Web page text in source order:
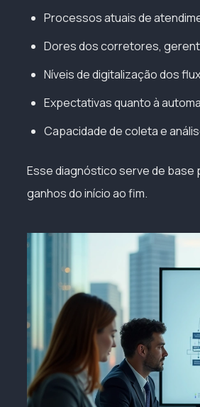
Processos atuais de
Dores dos corretores,
Níveis de digitalização dos
Expectativas quanto à
Capacidade de coleta e
Esse diagnóstico serve de
ganhos do início ao fim.